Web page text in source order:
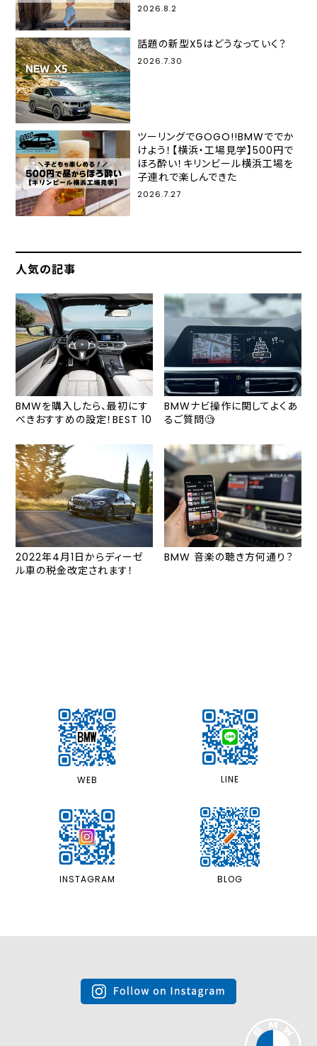
2026.8.2
話題の新型X5はどうなっていく？
2026.7.30
ツーリングでGOGO!!BMWででか
けよう！【横浜・工場見学】500円で
ほろ酔い！キリンビール横浜工場を
子連れで楽しんできた
2026.7.27
人気の記事
BMWを購入したら、最初にす
べきおすすめの設定！BEST 10
BMWナビ操作に関してよくあ
るご質問🧐
2022年4月1日からディーゼ
ル車の税金改定されます！
BMW 音楽の聴き方何通り？
WEB LINE
INSTAGRAM BLOG